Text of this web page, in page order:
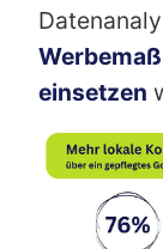
einsetzen